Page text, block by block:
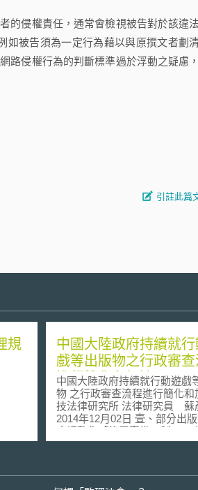
侵權責任，通常會檢視被告對於該違
如被告須為一定行為藉以與原撰文者劃
路侵權行為的判斷標準過於浮動之疑慮
引註此篇
規
中國大陸政府持續就
戲等出版物之行政審查
進行簡化和加速
中國大陸政府持續就行動遊戲
物 之行政審查流程進行簡化和加
技法律研究所 法律研究員 蘇
2014年12月02日 壹、部分出版審批程
序調整為「後置審批」制 繼今年
8月取消和下放45項行政審批